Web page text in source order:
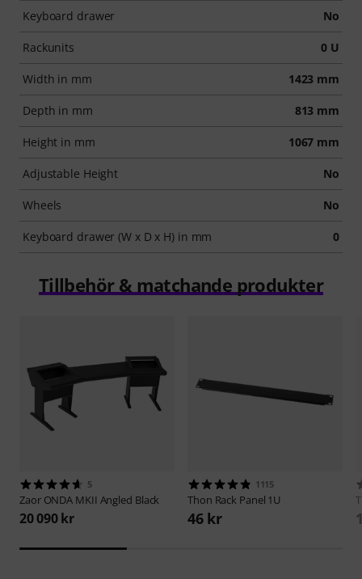
Keyboard drawer No
Rackunits 0 U
Width in mm 1423 mm
Depth in mm 813 mm
Height in mm 1067 mm
Adjustable Height No
Wheels No
Keyboard drawer (W x D x H) in mm 0
Tillbehör & matchande produkter
5
Zaor ONDA MKII Angled Black
20 090 kr
1115
Thon Rack Panel 1U
46 kr